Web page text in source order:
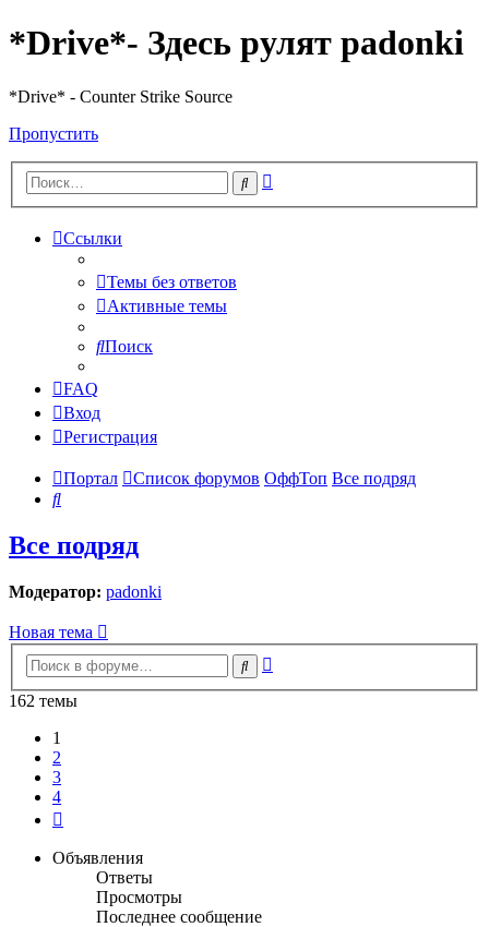
*Drive*- Здесь рулят padonki
*Drive* - Counter Strike Source
Пропустить
Поиск
Ссылки
Темы без ответов
Активные темы
Поиск
FAQ
Вход
Регистрация
Портал Список форумов ОффТоп Все подряд
Поиск
Все подряд
Модератор: padonki
Новая тема
Поиск
162 темы
1
2
3
4
Объявления
Ответы
Просмотры
Последнее сообщение